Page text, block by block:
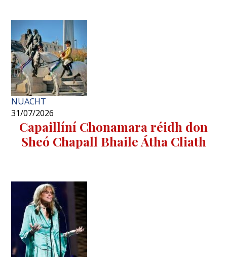
NUACHT
31/07/2026
Capaillíní Chonamara réidh don
Sheó Chapall Bhaile Átha Cliath